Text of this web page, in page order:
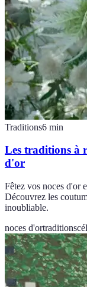
Traditions6 min
Les traditions à
d'or
Fêtez vos noces d'or
Découvrez les
inoubliable.
noces d'ortraditions